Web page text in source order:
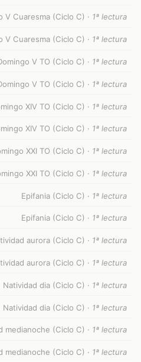
V Cuaresma (Ciclo C) · 1ª lectura
V Cuaresma (Ciclo C) · 1ª lectura
V TO (Ciclo C) · 1ª lectura
V TO (Ciclo C) · 1ª lectura
XIV TO (Ciclo C) · 1ª lectura
XIV TO (Ciclo C) · 1ª lectura
XXI TO (Ciclo C) · 1ª lectura
XXI TO (Ciclo C) · 1ª lectura
Epifania (Ciclo C) · 1ª lectura
Epifania (Ciclo C) · 1ª lectura
aurora (Ciclo C) · 1ª lectura
aurora (Ciclo C) · 1ª lectura
Natividad dia (Ciclo C) · 1ª lectura
Natividad dia (Ciclo C) · 1ª lectura
medianoche (Ciclo C) · 1ª lectura
medianoche (Ciclo C) · 1ª lectura